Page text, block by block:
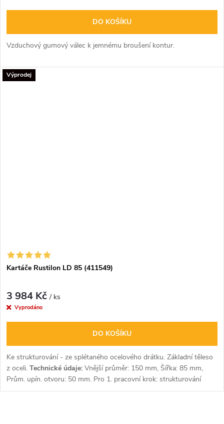
DO KOŠÍKU
Vzduchový gumový válec k jemnému broušení kontur.
Výprodej
Kartáče Rustilon LD 85 (411549)
3 984 Kč/ ks
Vyprodáno
DO KOŠÍKU
Ke strukturování - ze splétaného ocelového drátku. Základní těleso
z oceli. Technické údaje: Vnější průměr: 150 mm, Šířka: 85 mm,
Prům. upín. otvoru: 50 mm. Pro 1. pracovní krok: strukturování
dřevěného povrchu.